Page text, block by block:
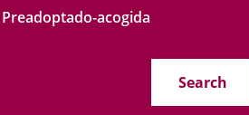
Preadoptado-acogida
Search